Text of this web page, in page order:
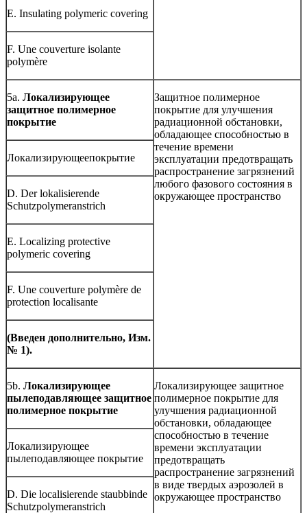
E. Insulating polymeric covering
F. Une couverture isolante
polymère
5а. Локализирующее
защитное полимерное
покрытие
Защитное полимерное
покрытие для улучшения
радиационной обстановки,
обладающее способностью в
течение времени
эксплуатации предотвращать
распространение загрязнений
любого фазового состояния в
окружающее пространство
Локализирующеепокрытие
D. Der lokalisierende
Schutzpolymeranstrich
E. Localizing protective
polymeric covering
F. Une couverture polymère de
protection localisante
(Введен дополнительно, Изм.
№ 1).
5b. Локализирующее
пылеподавляющее защитное
полимерное покрытие
Локализирующее защитное
полимерное покрытие для
улучшения радиационной
обстановки, обладающее
способностью в течение
времени эксплуатации
предотвращать
распространение загрязнений
в виде твердых аэрозолей в
окружающее пространство
Локализирующее
пылеподавляющее покрытие
D. Die localisierende staubbinde
Schutzpolymeranstrich